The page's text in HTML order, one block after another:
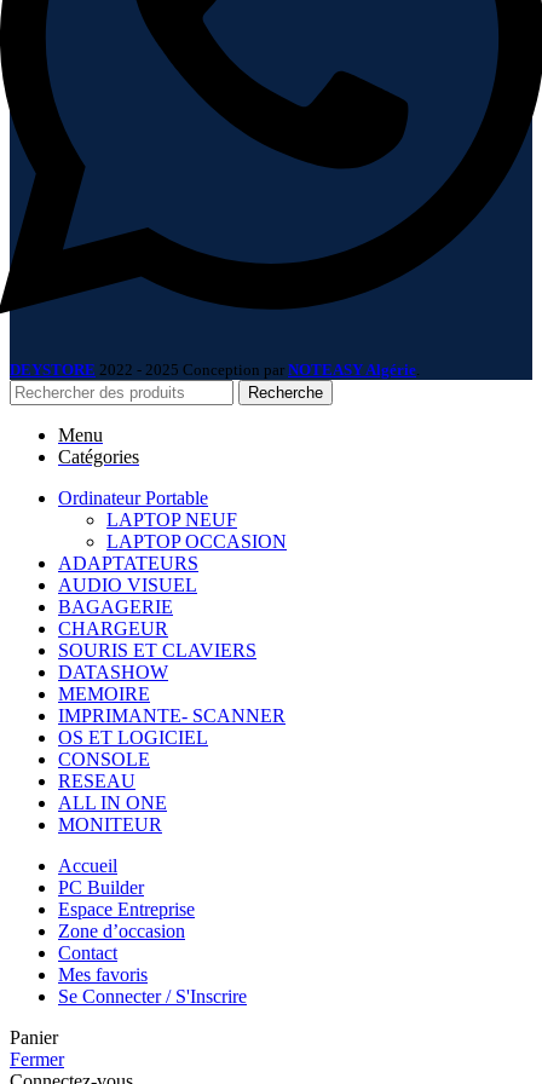
DEYSTORE 2022 - 2025 Conception par NOTEASY Algérie
Recherche
Menu
Catégories
Ordinateur Portable
LAPTOP NEUF
LAPTOP OCCASION
ADAPTATEURS
AUDIO VISUEL
BAGAGERIE
CHARGEUR
SOURIS ET CLAVIERS
DATASHOW
MEMOIRE
IMPRIMANTE- SCANNER
OS ET LOGICIEL
CONSOLE
RESEAU
ALL IN ONE
MONITEUR
Accueil
PC Builder
Espace Entreprise
Zone d’occasion
Contact
Mes favoris
Se Connecter / S'Inscrire
Panier
Fermer